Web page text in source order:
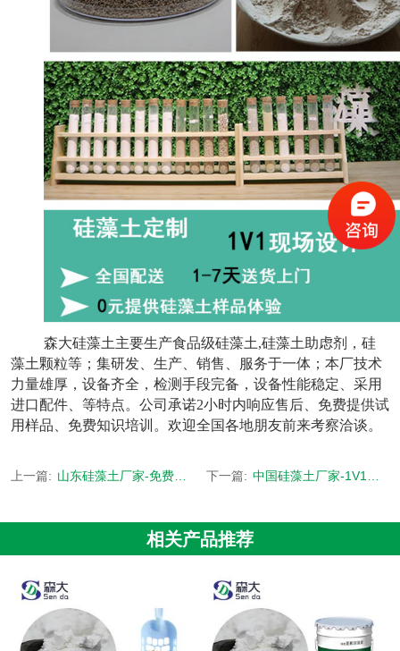
森大硅藻土主要生产食品级硅藻土,硅藻土助虑剂，硅
藻土颗粒等；集研发、生产、销售、服务于一体；本厂技术
力量雄厚，设备齐全，检测手段完备，设备性能稳定、采用
进口配件、等特点。公司承诺2小时内响应售后、免费提供试
用样品、免费知识培训。欢迎全国各地朋友前来考察洽谈。
上一篇: 山东硅藻土厂家-免费拿样 源头厂家-[森大硅藻土] 下一篇:
相关产品推荐